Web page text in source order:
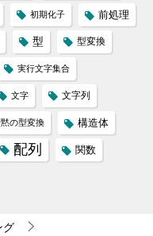
初期化子 前処理
型 型変換
実行文字集合
文字 文字列
の型変換 構造体
配列 関数
グ